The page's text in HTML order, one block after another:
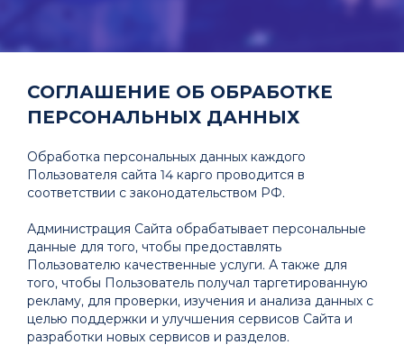
СОГЛАШЕНИЕ ОБ ОБРАБОТКЕ
ПЕРСОНАЛЬНЫХ ДАННЫХ
Обработка персональных данных каждого
Пользователя сайта 14 карго проводится в
соответствии с законодательством РФ.
Администрация Сайта обрабатывает персональные
данные для того, чтобы предоставлять
Пользователю качественные услуги. А также для
того, чтобы Пользователь получал таргетированную
рекламу, для проверки, изучения и анализа данных с
целью поддержки и улучшения сервисов Сайта и
разработки новых сервисов и разделов.